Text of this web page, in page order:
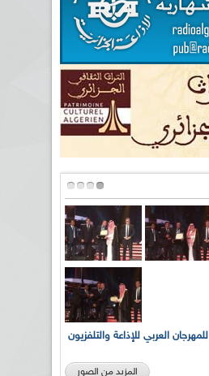
بالصور... الدورة الـ21 للمهرجان العربي للإذاعة والتلفزيون
المزيد من الصور